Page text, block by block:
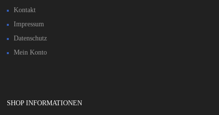
Kontakt
Impressum
Datenschutz
Mein Konto
SHOP INFORMATIONEN